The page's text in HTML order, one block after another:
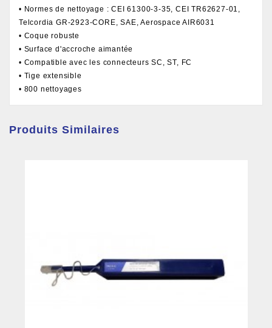
• Normes de nettoyage : CEI 61300-3-35, CEI TR62627-01,
Telcordia GR-2923-CORE, SAE, Aerospace AIR6031
• Coque robuste
• Surface d'accroche aimantée
• Compatible avec les connecteurs SC, ST, FC
• Tige extensible
• 800 nettoyages
Produits Similaires